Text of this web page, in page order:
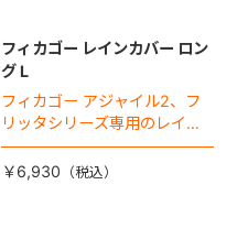
フィカゴー レインカバー ロン
グ L
フィカゴー アジャイル2、フ
リッタシリーズ専用のレイン
カバー。雨の日のお出かけも
安心。
￥6,930